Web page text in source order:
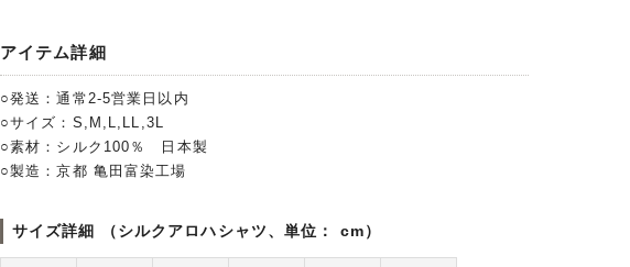
アイテム詳細
○発送：通常2-5営業日以内
○サイズ：S,M,L,LL,3L
○素材：シルク100％ 日本製
○製造：京都 亀田富染工場
サイズ詳細 （シルクアロハシャツ、単位： cm）